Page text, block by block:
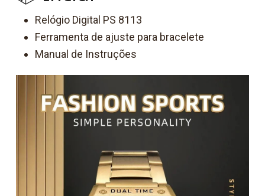
Relógio Digital PS 8113
Ferramenta de ajuste para bracelete
Manual de Instruções